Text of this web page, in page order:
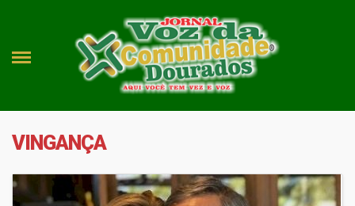
VINGANÇA